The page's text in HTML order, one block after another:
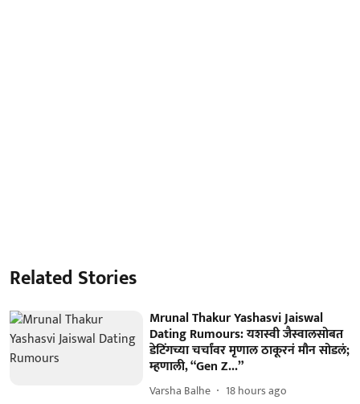
Related Stories
Mrunal Thakur Yashasvi Jaiswal
Dating Rumours: यशस्वी जैस्वालसोबत
डेटिंगच्या चर्चांवर मृणाल ठाकूरनं मौन सोडलं;
म्हणाली, “Gen Z...”
Varsha Balhe 18 hours ago